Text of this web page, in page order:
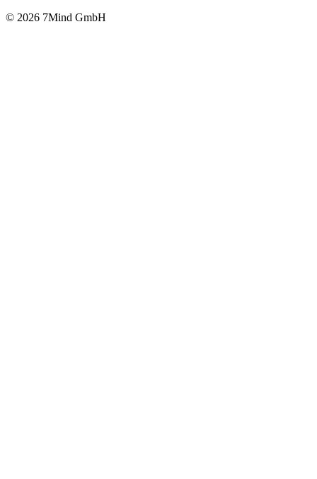
© 2026 7Mind GmbH